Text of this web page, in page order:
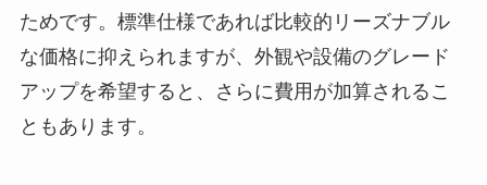
ためです。標準仕様であれば比較的リーズナブル
な価格に抑えられますが、外観や設備のグレード
アップを希望すると、さらに費用が加算されるこ
ともあります。